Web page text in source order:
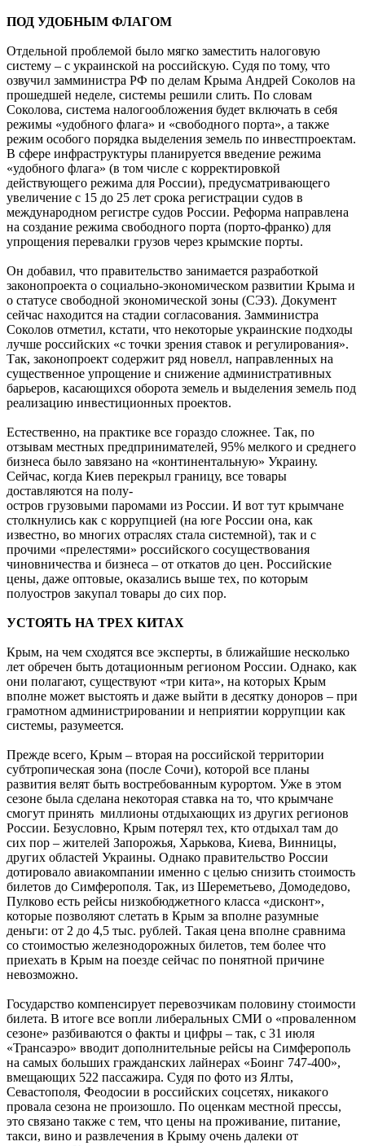
ПОД УДОБНЫМ ФЛАГОМ
Отдельной проблемой было мягко заместить налоговую
систему – с украинской на российскую. Судя по тому, что
озвучил замминистра РФ по делам Крыма Андрей Соколов на
прошедшей неделе, системы решили слить. По словам
Соколова, система налогообложения будет включать в себя
режимы «удобного флага» и «свободного порта», а также
режим особого порядка выделения земель по инвестпроектам.
В сфере инфраструктуры планируется введение режима
«удобного флага» (в том числе с корректировкой
действующего режима для России), предусматривающего
увеличение с 15 до 25 лет срока регистрации судов в
международном регистре судов России. Реформа направлена
на создание режима свободного порта (порто-франко) для
упрощения перевалки грузов через крымские порты.
Он добавил, что правительство занимается разработкой
законопроекта о социально-экономическом развитии Крыма и
о статусе свободной экономической зоны (СЭЗ). Документ
сейчас находится на стадии согласования. Замминистра
Соколов отметил, кстати, что некоторые украинские подходы
лучше российских «с точки зрения ставок и регулирования».
Так, законопроект содержит ряд новелл, направленных на
существенное упрощение и снижение административных
барьеров, касающихся оборота земель и выделения земель под
реализацию инвестиционных проектов.
Естественно, на практике все гораздо сложнее. Так, по
отзывам местных предпринимателей, 95% мелкого и среднего
бизнеса было завязано на «континентальную» Украину.
Сейчас, когда Киев перекрыл границу, все товары
доставляются на полу-
остров грузовыми паромами из России. И вот тут крымчане
столкнулись как с коррупцией (на юге России она, как
известно, во многих отраслях стала системной), так и с
прочими «прелестями» российского сосуществования
чиновничества и бизнеса – от откатов до цен. Российские
цены, даже оптовые, оказались выше тех, по которым
полуостров закупал товары до сих пор.
УСТОЯТЬ НА ТРЕХ КИТАХ
Крым, на чем сходятся все эксперты, в ближайшие несколько
лет обречен быть дотационным регионом России. Однако, как
они полагают, существуют «три кита», на которых Крым
вполне может выстоять и даже выйти в десятку доноров – при
грамотном администрировании и неприятии коррупции как
системы, разумеется.
Прежде всего, Крым – вторая на российской территории
субтропическая зона (после Сочи), которой все планы
развития велят быть востребованным курортом. Уже в этом
сезоне была сделана некоторая ставка на то, что крымчане
смогут принять миллионы отдыхающих из других регионов
России. Безусловно, Крым потерял тех, кто отдыхал там до
сих пор – жителей Запорожья, Харькова, Киева, Винницы,
других областей Украины. Однако правительство России
дотировало авиакомпании именно с целью снизить стоимость
билетов до Симферополя. Так, из Шереметьево, Домодедово,
Пулково есть рейсы низкобюджетного класса «дисконт»,
которые позволяют слетать в Крым за вполне разумные
деньги: от 2 до 4,5 тыс. рублей. Такая цена вполне сравнима
со стоимостью железнодорожных билетов, тем более что
приехать в Крым на поезде сейчас по понятной причине
невозможно.
Государство компенсирует перевозчикам половину стоимости
билета. В итоге все вопли либеральных СМИ о «проваленном
сезоне» разбиваются о факты и цифры – так, с 31 июля
«Трансаэро» вводит дополнительные рейсы на Симферополь
на самых больших гражданских лайнерах «Боинг 747-400»,
вмещающих 522 пассажира. Судя по фото из Ялты,
Севастополя, Феодосии в российских соцсетях, никакого
провала сезона не произошло. По оценкам местной прессы,
это связано также с тем, что цены на проживание, питание,
такси, вино и развлечения в Крыму очень далеки от